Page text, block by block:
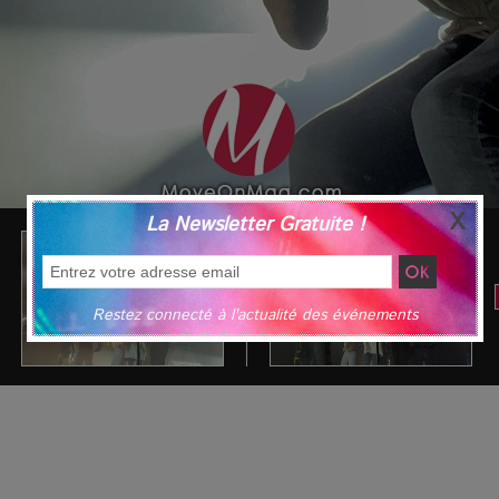
La Newsletter Gratuite !
Restez connecté à l'actualité des événements